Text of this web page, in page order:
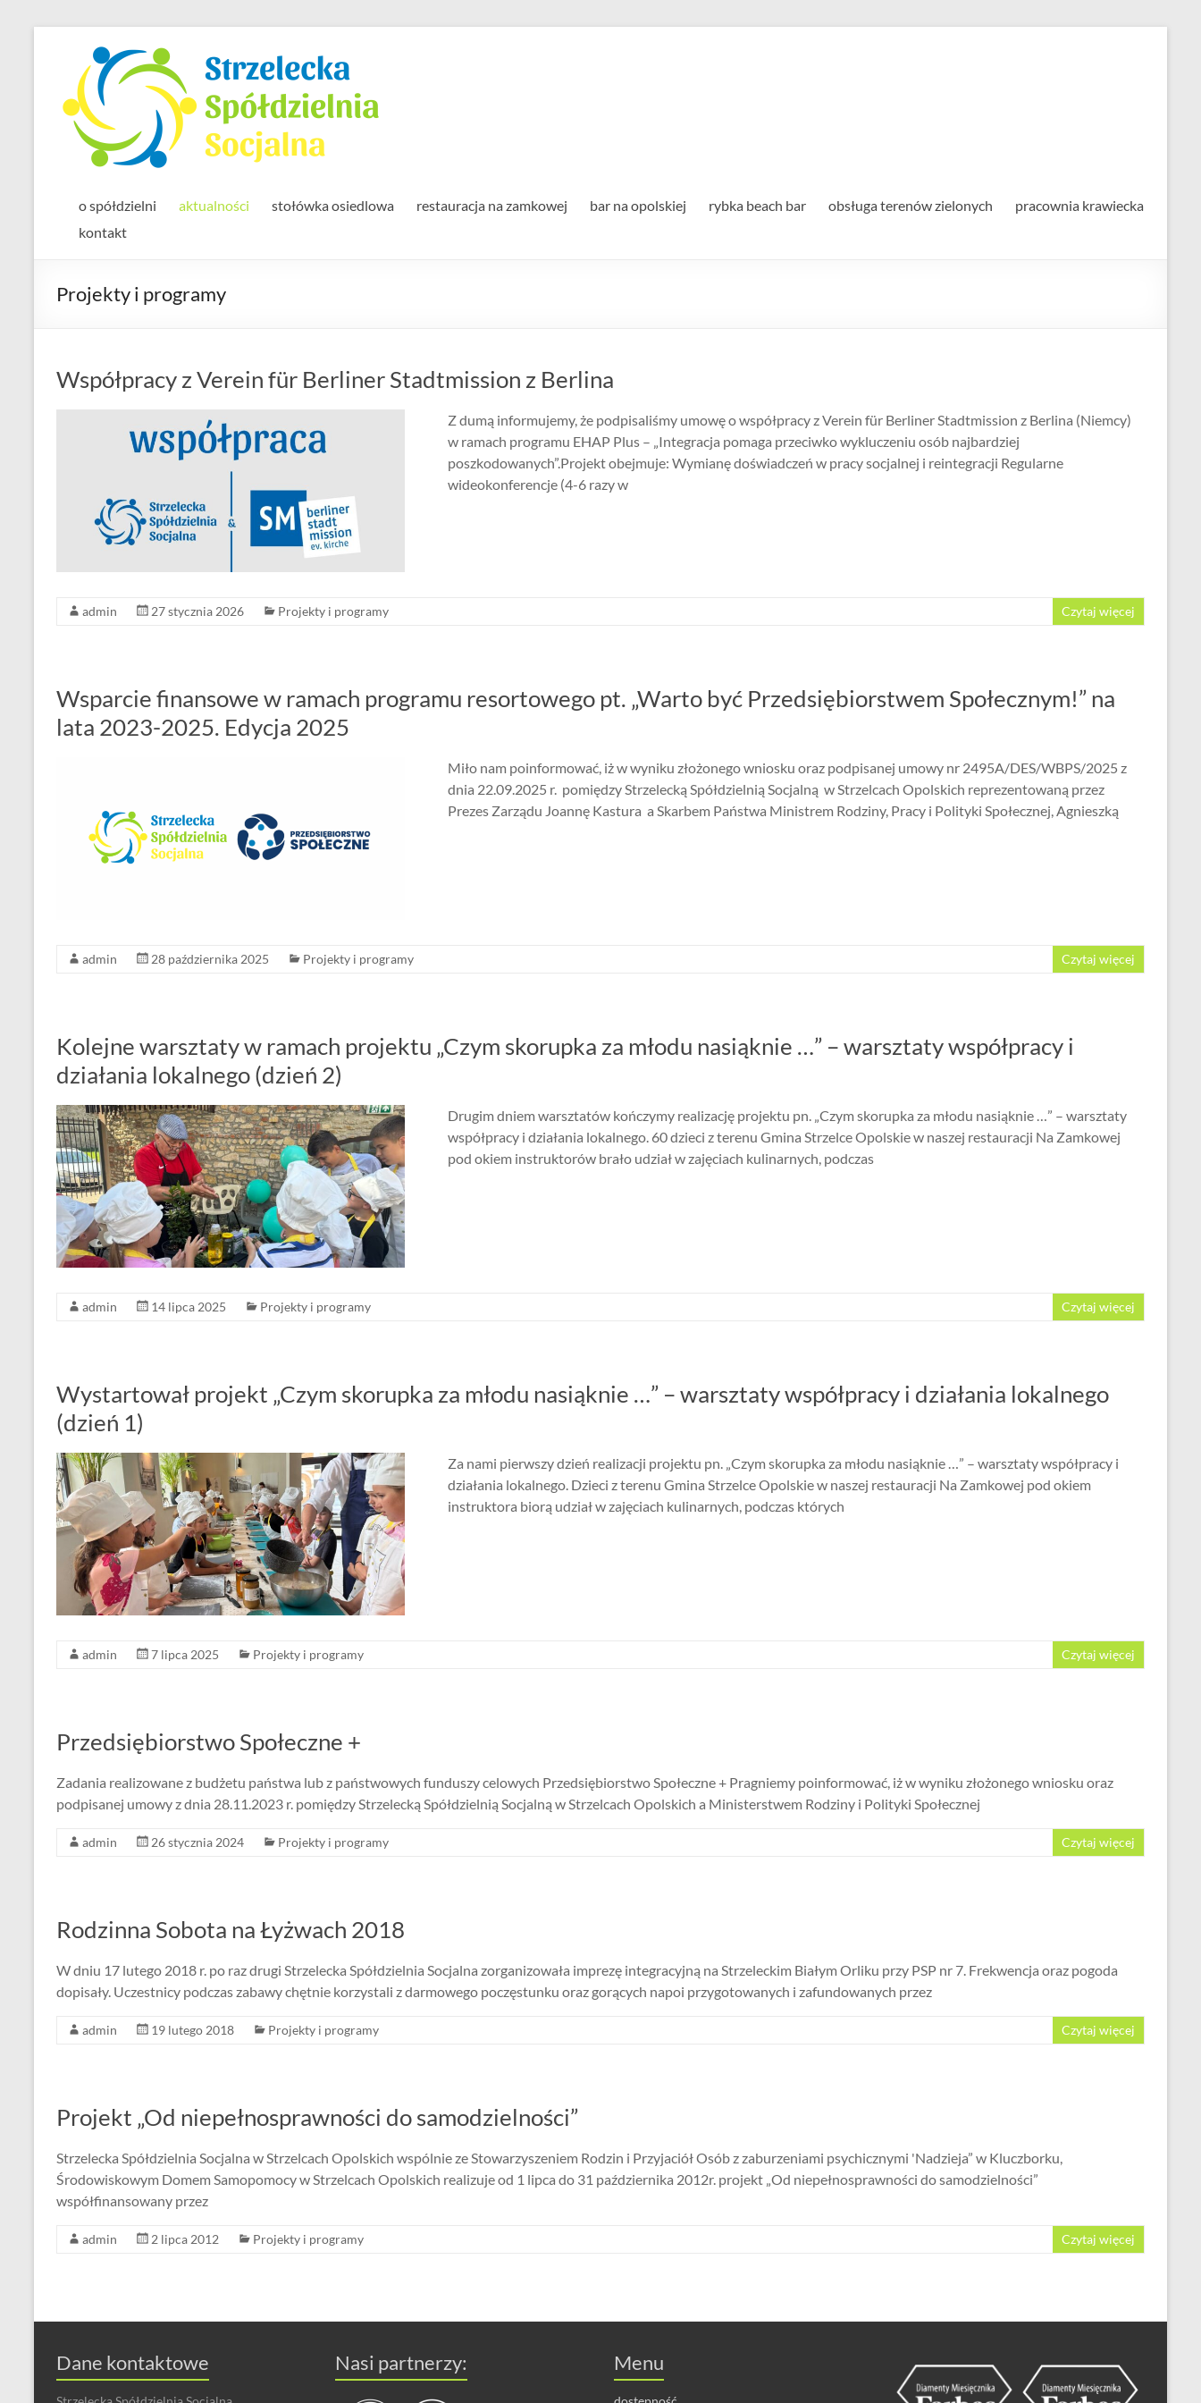
o spółdzielni aktualności stołówka osiedlowa restauracja na zamkowej bar na opolskiej rybka beach bar obsługa terenów zielonych
pracownia krawiecka
kontakt
Projekty i programy
Współpracy z Verein für Berliner Stadtmission z Berlina
Z dumą informujemy, że podpisaliśmy umowę o współpracy z Verein für Berliner Stadtmission z Berlina (Niemcy)
w ramach programu EHAP Plus – „Integracja pomaga przeciwko wykluczeniu osób najbardziej
poszkodowanych”.Projekt obejmuje: Wymianę doświadczeń w pracy socjalnej i reintegracji Regularne
wideokonferencje (4-6 razy w
admin 27 stycznia 2026 Projekty i programy Czytaj więcej
Wsparcie finansowe w ramach programu resortowego pt. „Warto być Przedsiębiorstwem Społecznym!” na
lata 2023-2025. Edycja 2025
Miło nam poinformować, iż w wyniku złożonego wniosku oraz podpisanej umowy nr 2495A/DES/WBPS/2025 z
dnia 22.09.2025 r. pomiędzy Strzelecką Spółdzielnią Socjalną w Strzelcach Opolskich reprezentowaną przez
Prezes Zarządu Joannę Kastura a Skarbem Państwa Ministrem Rodziny, Pracy i Polityki Społecznej, Agnieszką
admin 28 października 2025 Projekty i programy Czytaj więcej
Kolejne warsztaty w ramach projektu „Czym skorupka za młodu nasiąknie …” – warsztaty współpracy i
działania lokalnego (dzień 2)
Drugim dniem warsztatów kończymy realizację projektu pn. „Czym skorupka za młodu nasiąknie …” – warsztaty
współpracy i działania lokalnego. 60 dzieci z terenu Gmina Strzelce Opolskie w naszej restauracji Na Zamkowej
pod okiem instruktorów brało udział w zajęciach kulinarnych, podczas
admin 14 lipca 2025 Projekty i programy Czytaj więcej
Wystartował projekt „Czym skorupka za młodu nasiąknie …” – warsztaty współpracy i działania lokalnego
(dzień 1)
Za nami pierwszy dzień realizacji projektu pn. „Czym skorupka za młodu nasiąknie …” – warsztaty współpracy i
działania lokalnego. Dzieci z terenu Gmina Strzelce Opolskie w naszej restauracji Na Zamkowej pod okiem
instruktora biorą udział w zajęciach kulinarnych, podczas których
admin 7 lipca 2025 Projekty i programy Czytaj więcej
Przedsiębiorstwo Społeczne +
Zadania realizowane z budżetu państwa lub z państwowych funduszy celowych Przedsiębiorstwo Społeczne + Pragniemy poinformować, iż w wyniku złożonego wniosku oraz
podpisanej umowy z dnia 28.11.2023 r. pomiędzy Strzelecką Spółdzielnią Socjalną w Strzelcach Opolskich a Ministerstwem Rodziny i Polityki Społecznej
admin 26 stycznia 2024 Projekty i programy Czytaj więcej
Rodzinna Sobota na Łyżwach 2018
W dniu 17 lutego 2018 r. po raz drugi Strzelecka Spółdzielnia Socjalna zorganizowała imprezę integracyjną na Strzeleckim Białym Orliku przy PSP nr 7. Frekwencja oraz pogoda
dopisały. Uczestnicy podczas zabawy chętnie korzystali z darmowego poczęstunku oraz gorących napoi przygotowanych i zafundowanych przez
admin 19 lutego 2018 Projekty i programy Czytaj więcej
Projekt „Od niepełnosprawności do samodzielności”
Strzelecka Spółdzielnia Socjalna w Strzelcach Opolskich wspólnie ze Stowarzyszeniem Rodzin i Przyjaciół Osób z zaburzeniami psychicznymi 'Nadzieja” w Kluczborku,
Środowiskowym Domem Samopomocy w Strzelcach Opolskich realizuje od 1 lipca do 31 października 2012r. projekt „Od niepełnosprawności do samodzielności”
współfinansowany przez
admin 2 lipca 2012 Projekty i programy Czytaj więcej
Dane kontaktowe Nasi partnerzy: Menu